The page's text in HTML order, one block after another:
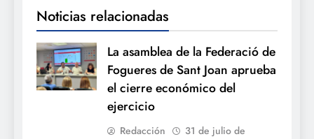
Noticias relacionadas
La asamblea de la Federació de
Fogueres de Sant Joan aprueba
el cierre económico del
ejercicio
Redacción
31 de julio de